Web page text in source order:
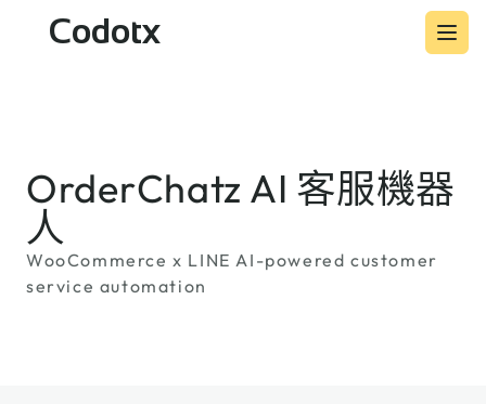
Codotx
OrderChatz AI 客服機器
人
WooCommerce x LINE AI-powered customer
service automation